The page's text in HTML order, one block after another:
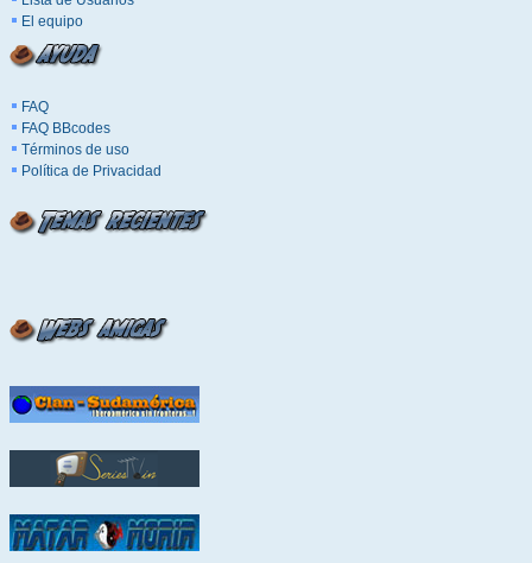
El equipo
FAQ
FAQ BBcodes
Términos de uso
Política de Privacidad